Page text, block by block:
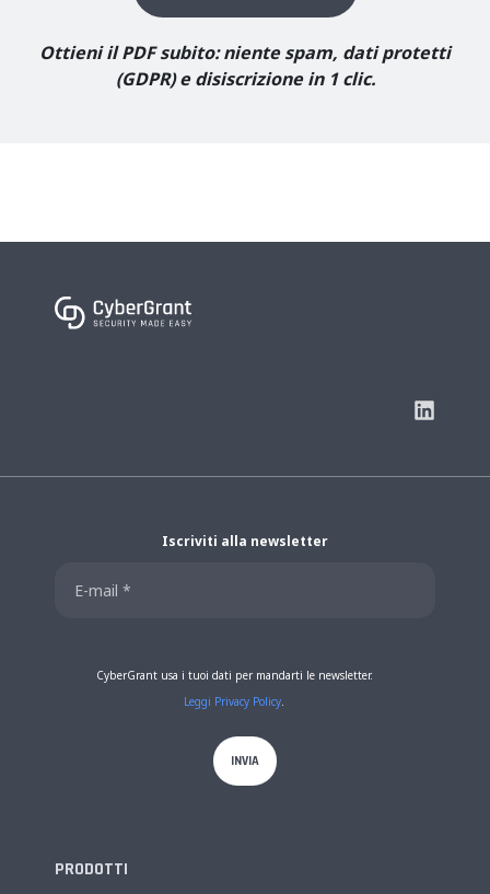
Ottieni il PDF subito: niente spam, dati protetti
(GDPR) e disiscrizione in 1 clic.
Iscriviti alla newsletter
CyberGrant usa i tuoi dati per mandarti le newsletter.
Leggi Privacy Policy.
PRODOTTI